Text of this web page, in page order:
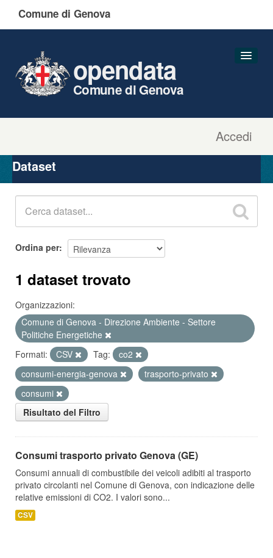
Comune di Genova
Accedi
opendata
Comune di Genova
Organizzazioni
Gruppi
Dataset
Ordina per
1 dataset trovato
Organizzazioni:
Comune di Genova - Direzione Ambiente - Settore
Politiche Energetiche
Formati:
CSV Tag:
co2
consumi-energia-genova
trasporto-privato
consumi
Risultato del Filtro
Consumi trasporto privato Genova (GE)
Consumi annuali di combustibile dei veicoli adibiti al trasporto
privato circolanti nel Comune di Genova, con indicazione delle
relative emissioni di CO2. I valori sono...
CSV